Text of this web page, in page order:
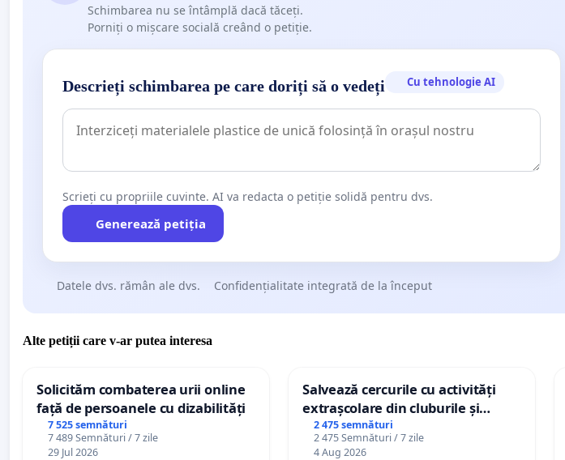
Schimbarea nu se întâmplă dacă tăceți.
Porniți o mișcare socială creând o petiție.
Descrieți schimbarea pe care doriți să o vedeți Cu tehnologie AI
Scrieți cu propriile cuvinte. AI va redacta o petiție solidă pentru dvs.
Generează petiția
Datele dvs. rămân ale dvs. Confidențialitate integrată de la început
Alte petiții care v-ar putea interesa
Solicităm combaterea urii online
față de persoanele cu dizabilități
7 525 semnături
7 489 Semnături / 7 zile
29 Jul 2026
Salvează cercurile cu activități
extrașcolare din cluburile și
palatele copiilor
2 475 semnături
2 475 Semnături / 7 zile
4 Aug 2026